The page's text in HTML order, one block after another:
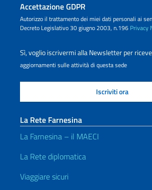
Accettazione GDPR
Autorizzo il trattamento dei miei dati personali ai
Decreto Legislativo 30 giugno 2003, n.196 Privacy
Sì, voglio iscrivermi alla Newsletter per
aggiornamenti sulle attività di questa sede
La Rete Farnesina
La Farnesina – il MAECI
La Rete diplomatica
Viaggiare sicuri